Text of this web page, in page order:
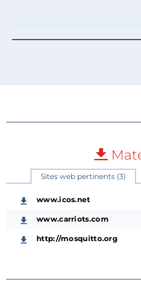
Sites web pertinents (3)
www.icos.net
www.carriots.com
http://mosquitto.org